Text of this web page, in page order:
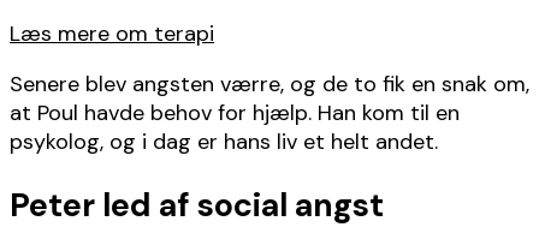
Læs mere om terapi
Senere blev angsten værre, og de to fik en snak om,
at Poul havde behov for hjælp. Han kom til en
psykolog, og i dag er hans liv et helt andet.
Peter led af social angst